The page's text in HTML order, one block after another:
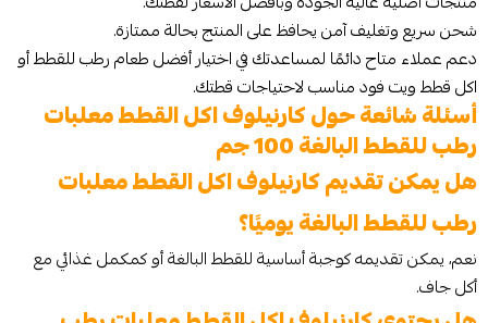
شحن سريع وتغليف آمن يحافظ على المنتج بحالة ممتازة.
دعم عملاء متاح دائمًا لمساعدتك في اختيار أفضل طعام رطب للقطط أو
اكل قطط ويت فود مناسب لاحتياجات قطتك.
أسئلة شائعة حول كارنيلوف اكل القطط معلبات
رطب للقطط البالغة 100 جم
هل يمكن تقديم كارنيلوف اكل القطط معلبات
رطب للقطط البالغة يوميًا؟
نعم، يمكن تقديمه كوجبة أساسية للقطط البالغة أو كمكمل غذائي مع
أكل جاف.